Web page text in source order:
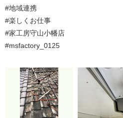
#地域連携
#楽しくお仕事
#家工房守山小幡店
#msfactory_0125